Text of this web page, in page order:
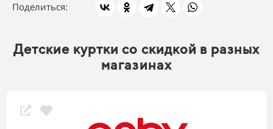
Поделиться:
Детские куртки со скидкой в разных
магазинах